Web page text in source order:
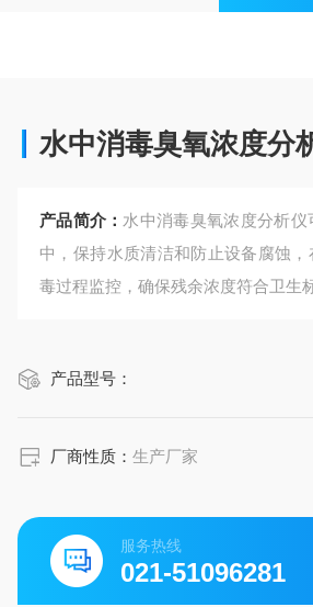
水中消毒臭氧浓度分
产品简介： 水中消毒臭氧浓度分析
中，保持水质清洁和防止设备腐蚀
毒过程监控，确保残余浓度符合卫生
产品型号：
厂商性质：生产厂家
服务热线
021-51096281